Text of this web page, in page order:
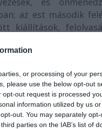
or processing of your
please use the below opt-out
out request is processed
information utilized by us
out. You may separately
parties on the IAB’s list of
az est második
kiállítások,